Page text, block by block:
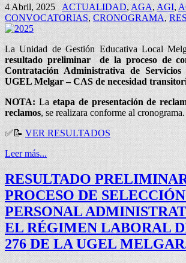
4 Abril, 2025 ACTUALIDAD,AGA, AGI,
CONVOCATORIAS,CRONOGRAMA,
La Unidad de Gestión Educativa Local
resultado preliminar de laproceso de
Contratación Administrativa de
UGEL Melgar – CAS de necesidad
NOTA:La etapa de presentación de
reclamos, se realizara conforme al cronograma.
✅📝VER RESULTADOS
Leer más...
RESULTADO
PROCESO DE
PERSONAL
EL RÉGIMEN LABORAL
276 DE LA UGEL